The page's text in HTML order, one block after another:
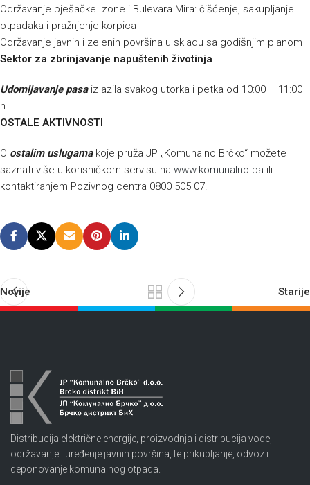
Održavanje pješačke zone i Bulevara Mira: čišćenje, sakupljanje
otpadaka i pražnjenje korpica
Održavanje javnih i zelenih površina u skladu sa godišnjim planom
Sektor za zbrinjavanje napuštenih životinja
Udomljavanje pasaiz azila svakog utorka i petka od 10:00 – 11:00
h
OSTALE AKTIVNOSTI
O ostalim uslugamakoje pruža JP „Komunalno Brčko“ možete
saznati više u korisničkom servisu na www.komunalno.ba ili
kontaktiranjem Pozivnog centra 0800 505 07.
Novije Starije
Distribucija električne energije, proizvodnja i distribucija vode,
održavanje i uređenje javnih površina, te prikupljanje, odvoz i
deponovanje komunalnog otpada.